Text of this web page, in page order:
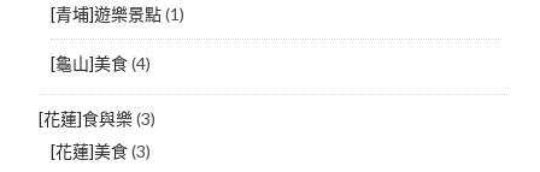
[青埔]遊樂景點(1)
[龜山]美食(4)
[花蓮]食與樂(3)
[花蓮]美食(3)